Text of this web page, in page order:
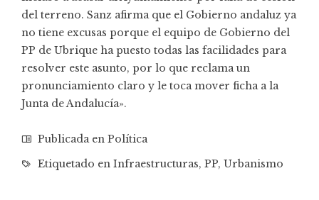
del terreno. Sanz afirma que el Gobierno andaluz ya
no tiene excusas porque el equipo de Gobierno del
PP de Ubrique ha puesto todas las facilidades para
resolver este asunto, por lo que reclama un
pronunciamiento claro y le toca mover ficha a la
Junta de Andalucía».
Publicada en Política
Etiquetado en Infraestructuras, PP, Urbanismo